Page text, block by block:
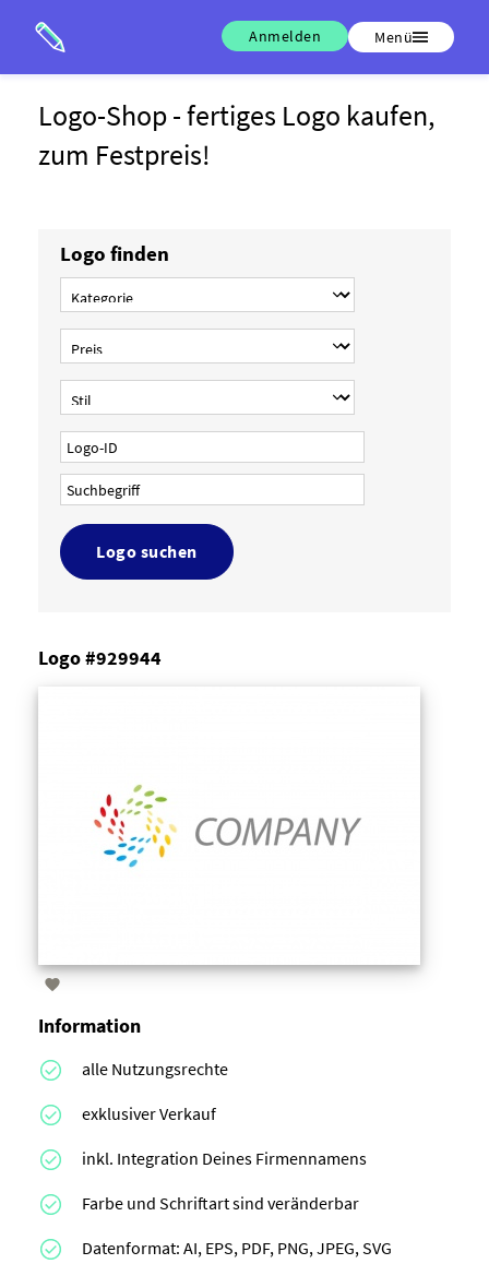
Anmelden Menü
Logo-Shop - fertiges Logo kaufen,
zum Festpreis!
Logo finden
Logo suchen
Logo #929944

Information
alle Nutzungsrechte
exklusiver Verkauf
inkl. Integration Deines Firmennamens
Farbe und Schriftart sind veränderbar
Datenformat: AI, EPS, PDF, PNG, JPEG, SVG